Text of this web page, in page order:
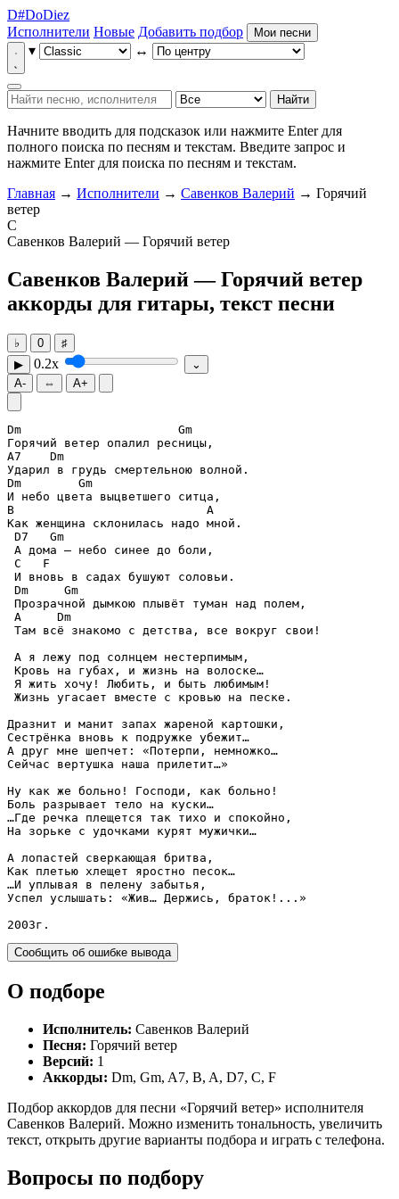
D#DoDiez
Исполнители Новые Добавить подбор Мои песни
▾ ↔
Найти
Начните вводить для подсказок или нажмите Enter для
полного поиска по песням и текстам. Введите запрос и
нажмите Enter для поиска по песням и текстам.
Главная → Исполнители → Савенков Валерий → Горячий
ветер
С
Савенков Валерий — Горячий ветер
Савенков Валерий — Горячий ветер
аккорды для гитары, текст песни
♭ 0
♯
▶
0.2x
⌄
A-
⇔ A+
Dm
Gm
A7
Dm
Dm
Gm
B
A
D7
Gm
C
F
Dm
Gm
A
Dm
Там всё знакомо с детства, все вокруг свои!
А я лежу под солнцем нестерпимым,
Кровь на губах, и жизнь на волоске…
Я жить хочу! Любить, и быть любимым!
Жизнь угасает вместе с кровью на песке.
Дразнит и манит запах жареной картошки,
Сестрёнка вновь к подружке убежит…
А друг мне шепчет: «Потерпи, немножко…
Сейчас вертушка наша прилетит…»
Ну как же больно! Господи, как больно!
Боль разрывает тело на куски…
…Где речка плещется так тихо и спокойно,
На зорьке с удочками курят мужички…
А лопастей сверкающая бритва,
Как плетью хлещет яростно песок…
…И уплывая в пелену забытья,
Успел услышать: «Жив… Держись, браток!...»
2003г.
Сообщить об ошибке вывода
О подборе
Исполнитель: Савенков Валерий
Песня: Горячий ветер
Версий: 1
Аккорды: Dm, Gm, A7, B, A, D7, C, F
Подбор аккордов для песни «Горячий ветер» исполнителя
Савенков Валерий. Можно изменить тональность, увеличить
текст, открыть другие варианты подбора и играть с телефона.
Вопросы по подбору